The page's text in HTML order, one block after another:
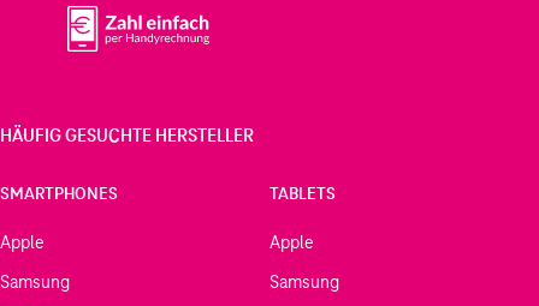
HÄUFIG GESUCHTE HERSTELLER
SMARTPHONES
Apple
Samsung
TABLETS
Apple
Samsung